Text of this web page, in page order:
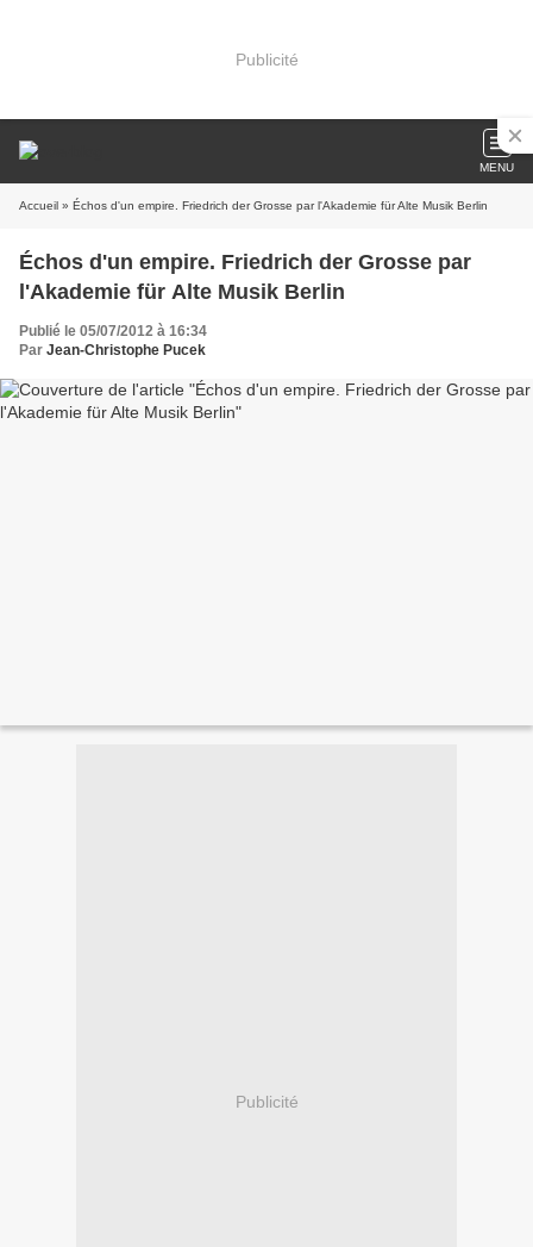
Publicité
MENU
Accueil » Échos d'un empire. Friedrich der Grosse par l'Akademie für Alte Musik Berlin
Échos d'un empire. Friedrich der Grosse par
l'Akademie für Alte Musik Berlin
Publié le 05/07/2012 à 16:34
Par Jean-Christophe Pucek
Publicité